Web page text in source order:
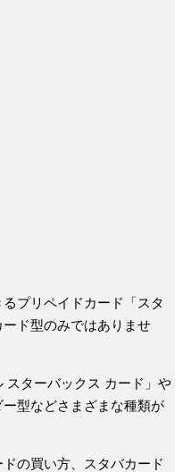
プリペイドカード「スタ
ド型のみではありませ
スターバックス カード」や
型などさまざまな種類が
の買い方、スタバカード